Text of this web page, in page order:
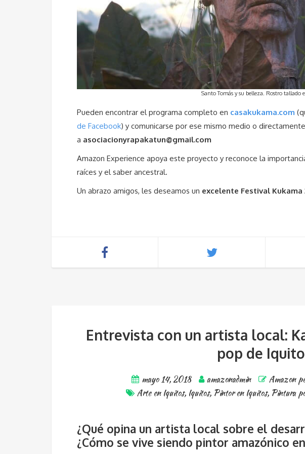
Santo Tomás y su belleza. Rostro tallado
Pueden encontrar el programa completo en casakukama.com
de Facebook) y comunicarse por ese mismo medio o
a asociacionyrapakatun@gmail.com
Amazon Experience apoya este proyecto y reconoce la
raíces y el saber ancestral.
Un abrazo amigos, les deseamos un excelente Festival Kukama
Entrevista con un artista local:
pop de
mayo 14, 2018 amazonadmin Amazon
Arte en Iquitos, Iquitos, Pintor en Iquitos, Pintura
¿Qué opina un artista local sobre el
¿Cómo se vive siendo pintor amazónico